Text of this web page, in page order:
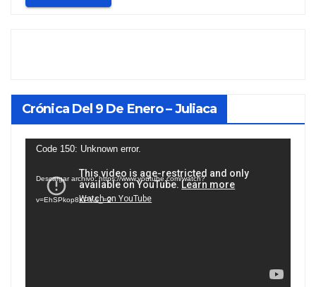
Crónica Del 9 De Enero – Juliaca
Reproductor
vídeo
Code 150: Unknown error.
Descargar archivo: https://www.youtube.com/watch?
v=EhSPkop8KPY&_=2